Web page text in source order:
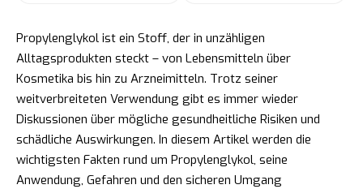
Propylenglykol ist ein Stoff, der in unzähligen
Alltagsprodukten steckt – von Lebensmitteln über
Kosmetika bis hin zu Arzneimitteln. Trotz seiner
weitverbreiteten Verwendung gibt es immer wieder
Diskussionen über mögliche gesundheitliche Risiken und
schädliche Auswirkungen. In diesem Artikel werden die
wichtigsten Fakten rund um Propylenglykol, seine
Anwendung, Gefahren und den sicheren Umgang